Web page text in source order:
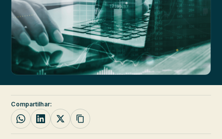
Compartilhar: